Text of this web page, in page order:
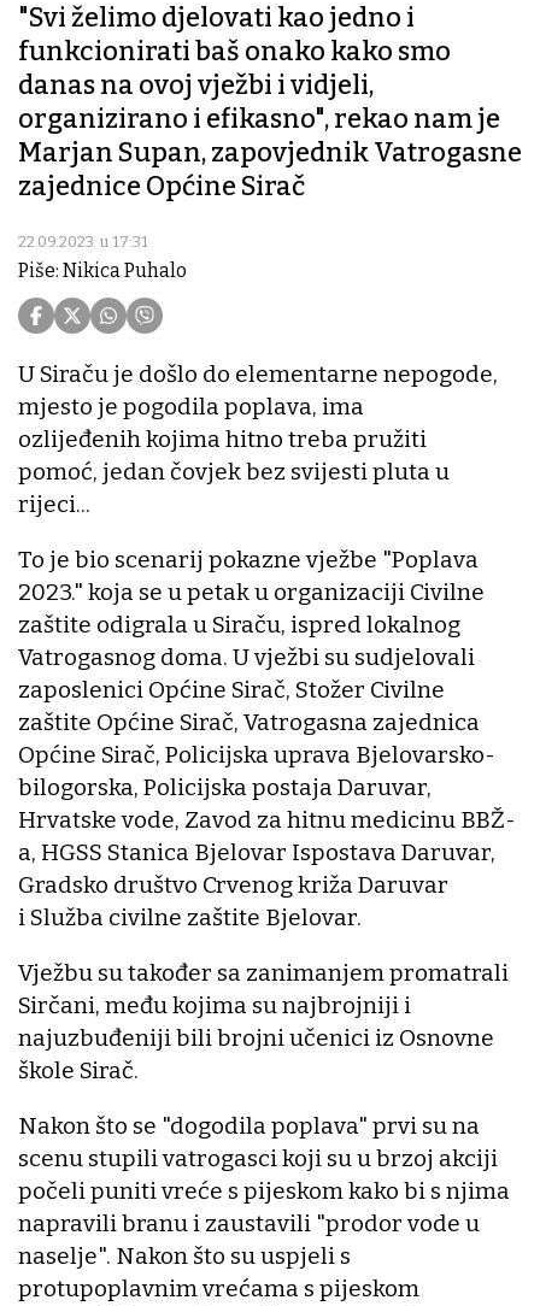
"Svi želimo djelovati kao jedno i
funkcionirati baš onako kako smo
danas na ovoj vježbi i vidjeli,
organizirano i efikasno", rekao nam je
Marjan Supan, zapovjednik Vatrogasne
zajednice Općine Sirač
22.09.2023. u 17:31
Piše: Nikica Puhalo
U Siraču je došlo do elementarne nepogode,
mjesto je pogodila poplava, ima
ozlijeđenih kojima hitno treba pružiti
pomoć, jedan čovjek bez svijesti pluta u
rijeci...
To je bio scenarij pokazne vježbe "Poplava
2023." koja se u petak u organizaciji Civilne
zaštite odigrala u Siraču, ispred lokalnog
Vatrogasnog doma. U vježbi su sudjelovali
zaposlenici Općine Sirač, Stožer Civilne
zaštite Općine Sirač, Vatrogasna zajednica
Općine Sirač, Policijska uprava Bjelovarsko-
bilogorska, Policijska postaja Daruvar,
Hrvatske vode, Zavod za hitnu medicinu BBŽ-
a, HGSS Stanica Bjelovar Ispostava Daruvar,
Gradsko društvo Crvenog križa Daruvar
i Služba civilne zaštite Bjelovar.
Vježbu su također sa zanimanjem promatrali
Sirčani, među kojima su najbrojniji i
najuzbuđeniji bili brojni učenici iz Osnovne
škole Sirač.
Nakon što se "dogodila poplava" prvi su na
scenu stupili vatrogasci koji su u brzoj akciji
počeli puniti vreće s pijeskom kako bi s njima
napravili branu i zaustavili "prodor vode u
naselje". Nakon što su uspjeli s
protupoplavnim vrećama s pijeskom